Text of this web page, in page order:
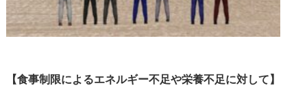
【食事制限によるエネルギー不足や栄養不足に対して】